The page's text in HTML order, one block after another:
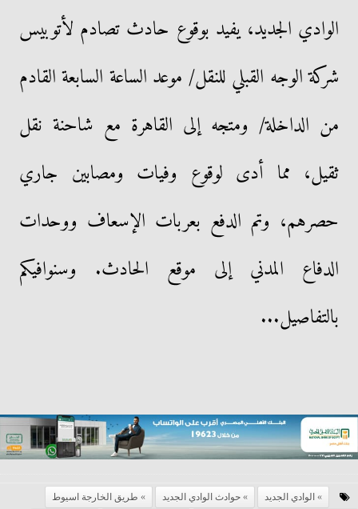
الوادي الجديد، يفيد بوقوع حادث تصادم لأتوبيس
شركة الوجه القبلي للنقل/ موعد الساعة السابعة القادم
من الداخلة/ ومتجه إلى القاهرة مع شاحنة نقل
ثقيل، مما أدى لوقوع وفيات ومصابين جاري
حصرهم، وتم الدفع بعربات الإسعاف ووحدات
الدفاع المدني إلى موقع الحادث. وسنوافيكم
بالتفاصيل...
الوادي الجديد حوادث الوادي الجديد
طريق الخارجة اسيوط